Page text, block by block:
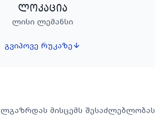
ლოკაცია
ლისი ლემანსი
გვიპოვე რუკაზე
მისცემს შესაძლებლობას